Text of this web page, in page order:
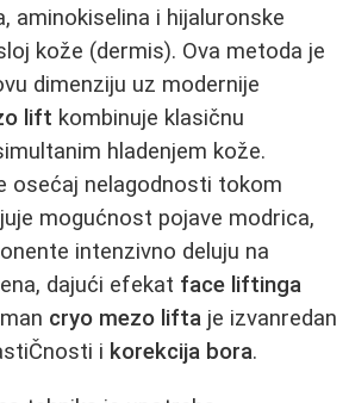
aminokiselina i hijaluronske
kože (dermis). Ova metoda je
dimenziju uz modernije
lift kombinuje klasičnu
hladenjem kože.
osećaj nelagodnosti tokom
mogućnost pojave modrica,
intenzivno deluju na
dajući efekat face liftinga
cryo mezo lifta je izvanredan
i korekcija bora.